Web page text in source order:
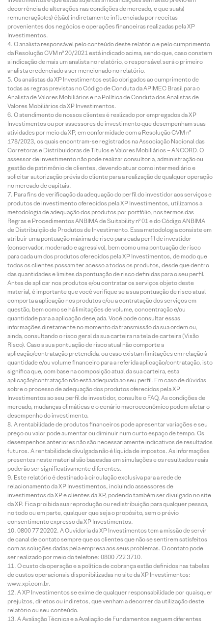
decorrência de alterações nas condições de mercado, e que sua(s)
remuneração(es) é(são) indiretamente influenciada por receitas
provenientes dos negócios e operações financeiras realizadas pela XP
Investimentos.
O analista responsável pelo conteúdo deste relatório e pelo cumprimento
da Resolução CVM nº 20/2021 está indicado acima, sendo que, caso constem
a indicação de mais um analista no relatório, o responsável será o primeiro
analista credenciado a ser mencionado no relatório.
Os analistas da XP Investimentos estão obrigados ao cumprimento de
todas as regras previstas no Código de Conduta da APIMEC Brasil para o
Analista de Valores Mobiliários e na Política de Conduta dos Analistas de
Valores Mobiliários da XP Investimentos.
O atendimento de nossos clientes é realizado por empregados da XP
Investimentos ou por assessores de investimento que desempenham suas
atividades por meio da XP, em conformidade com a Resolução CVM nº
178/2023, os quais encontram-se registrados na Associação Nacional das
Corretoras e Distribuidoras de Títulos e Valores Mobiliários – ANCORD. O
assessor de investimento não pode realizar consultoria, administração ou
gestão de patrimônio de clientes, devendo atuar como intermediário e
solicitar autorização prévia do cliente para a realização de qualquer operação
no mercado de capitais.
Para fins de verificação da adequação do perfil do investidor aos serviços e
produtos de investimento oferecidos pela XP Investimentos, utilizamos a
metodologia de adequação dos produtos por portfólio, nos termos das
Regras e Procedimentos ANBIMA de Suitability nº 01 e do Código ANBIMA
de Distribuição de Produtos de Investimento. Essa metodologia consiste em
atribuir uma pontuação máxima de risco para cada perfil de investidor
(conservador, moderado e agressivo), bem como uma pontuação de risco
para cada um dos produtos oferecidos pela XP Investimentos, de modo que
todos os clientes possam ter acesso a todos os produtos, desde que dentro
das quantidades e limites da pontuação de risco definidas para o seu perfil.
Antes de aplicar nos produtos e/ou contratar os serviços objeto deste
material, é importante que você verifique se a sua pontuação de risco atual
comporta a aplicação nos produtos e/ou a contratação dos serviços em
questão, bem como se há limitações de volume, concentração e/ou
quantidade para a aplicação desejada. Você pode consultar essas
informações diretamente no momento da transmissão da sua ordem ou,
ainda, consultando o risco geral da sua carteira na tela de carteira (Visão
Risco). Caso a sua pontuação de risco atual não comporte a
aplicação/contratação pretendida, ou caso existam limitações em relação à
quantidade e/ou volume financeiro para a referida aplicação/contratação, isto
significa que, com base na composição atual da sua carteira, esta
aplicação/contratação não está adequada ao seu perfil. Em caso de dúvidas
sobre o processo de adequação dos produtos oferecidos pela XP
Investimentos ao seu perfil de investidor, consulte o FAQ. As condições de
mercado, mudanças climáticas e o cenário macroeconômico podem afetar o
desempenho do investimento.
A rentabilidade de produtos financeiros pode apresentar variações e seu
preço ou valor pode aumentar ou diminuir num curto espaço de tempo. Os
desempenhos anteriores não são necessariamente indicativos de resultados
futuros. A rentabilidade divulgada não é líquida de impostos. As informações
presentes neste material são baseadas em simulações e os resultados reais
poderão ser significativamente diferentes.
Este relatório é destinado à circulação exclusiva para a rede de
relacionamento da XP Investimentos, incluindo assessores de
investimentos da XP e clientes da XP, podendo também ser divulgado no site
da XP. Fica proibida sua reprodução ou redistribuição para qualquer pessoa,
no todo ou em parte, qualquer que seja o propósito, sem o prévio
consentimento expresso da XP Investimentos.
0800 77 20202. A Ouvidoria da XP Investimentos tem a missão de servir
de canal de contato sempre que os clientes que não se sentirem satisfeitos
com as soluções dadas pela empresa aos seus problemas. O contato pode
ser realizado por meio do telefone: 0800 722 3710.
O custo da operação e a política de cobrança estão definidos nas tabelas
de custos operacionais disponibilizadas no site da XP Investimentos:
www.xpi.com.br.
A XP Investimentos se exime de qualquer responsabilidade por quaisquer
prejuízos, diretos ou indiretos, que venham a decorrer da utilização deste
relatório ou seu conteúdo.
A Avaliação Técnica e a Avaliação de Fundamentos seguem diferentes